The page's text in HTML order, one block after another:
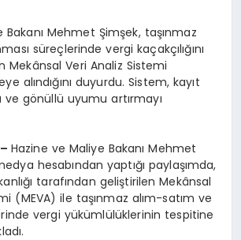
Bakanı Mehmet Şimşek, taşınmaz
süreçlerinde vergi kaçakçılığını
Veri Analiz Sistemi
alındığını duyurdu. Sistem, kayıt
ve gönüllü uyumu artırmayı
Hazine ve Maliye Bakanı Mehmet
hesabından yaptığı paylaşımda,
tarafından geliştirilen Mekânsal
(MEVA) ile taşınmaz alım-satım ve
vergi yükümlülüklerinin tespitine